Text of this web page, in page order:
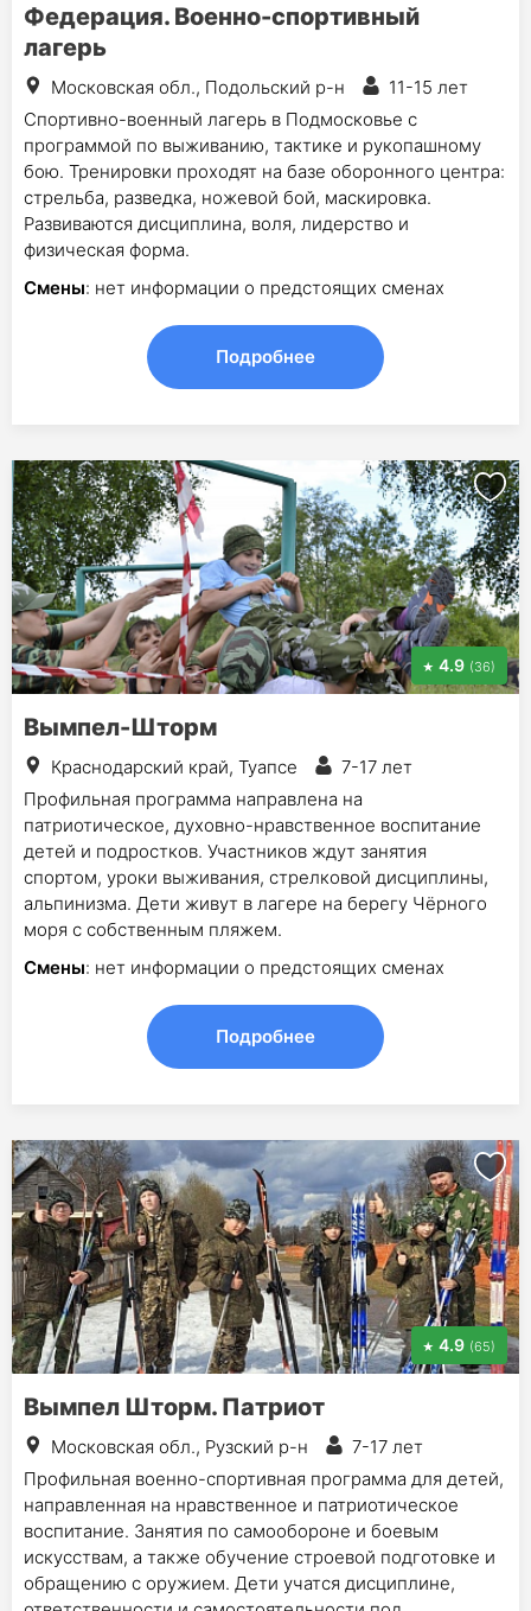
Федерация. Военно-спортивный
лагерь
Московская обл., Подольский р-н
11-15 лет
Спортивно-военный лагерь в Подмосковье с
программой по выживанию, тактике и рукопашному
бою. Тренировки проходят на базе оборонного центра:
стрельба, разведка, ножевой бой, маскировка.
Развиваются дисциплина, воля, лидерство и
физическая форма.
Смены: нет информации о предстоящих сменах
Подробнее
4.9 (36)
Вымпел-Шторм
Краснодарский край, Туапсе
7-17 лет
Профильная программа направлена на
патриотическое, духовно-нравственное воспитание
детей и подростков. Участников ждут занятия
спортом, уроки выживания, стрелковой дисциплины,
альпинизма. Дети живут в лагере на берегу Чёрного
моря с собственным пляжем.
Смены: нет информации о предстоящих сменах
Подробнее
4.9 (65)
Вымпел Шторм. Патриот
Московская обл., Рузский р-н
7-17 лет
Профильная военно-спортивная программа для детей,
направленная на нравственное и патриотическое
воспитание. Занятия по самообороне и боевым
искусствам, а также обучение строевой подготовке и
обращению с оружием. Дети учатся дисциплине,